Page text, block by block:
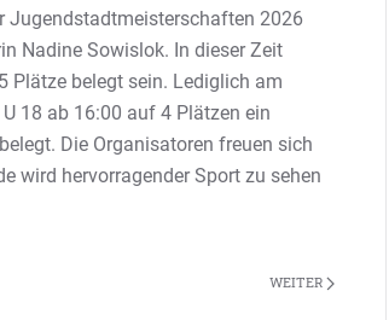
Jugendstadtmeisterschaften 2026
Nadine Sowislok. In dieser Zeit
Plätze belegt sein. Lediglich am
18 ab 16:00 auf 4 Plätzen ein
Die Organisatoren freuen sich
wird hervorragender Sport zu sehen
WEITER